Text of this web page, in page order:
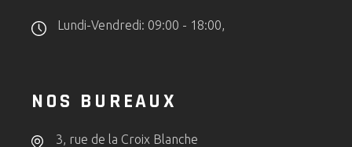
Lundi-Vendredi: 09:00 - 18:00,
NOS BUREAUX
3, rue de la Croix Blanche